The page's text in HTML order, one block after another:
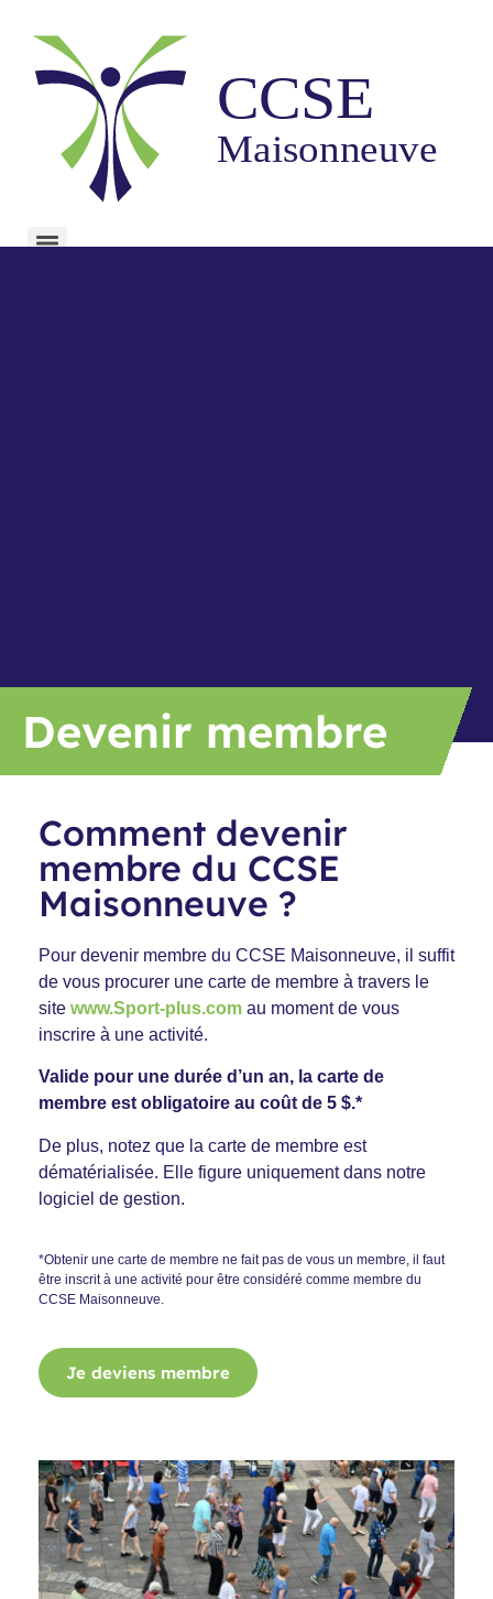
Devenir membre
Comment devenir
membre du CCSE
Maisonneuve ?
Pour devenir membre du CCSE Maisonneuve, il suffit
de vous procurer une carte de membre à travers le
site www.Sport-plus.com au moment de vous
inscrire à une activité.
Valide pour une durée d’un an, la carte de
membre est obligatoire au coût de 5 $.*
De plus, notez que la carte de membre est
dématérialisée. Elle figure uniquement dans notre
logiciel de gestion.
*Obtenir une carte de membre ne fait pas de vous un membre, il faut
être inscrit à une activité pour être considéré comme membre du
CCSE Maisonneuve.
Je deviens membre